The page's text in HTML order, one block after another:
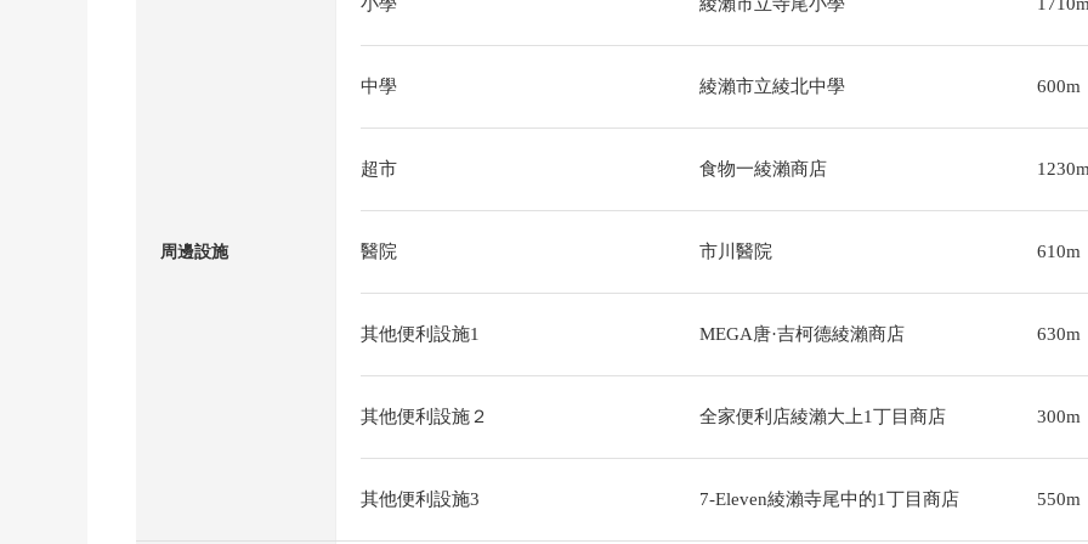
周邊設施
中學 綾瀨市立綾北中學 600m
超市 食物一綾瀨商店
醫院 市川醫院 610m
其他便利設施1 MEGA唐·吉柯德綾瀨商店 630m
其他便利設施２ 全家便利店綾瀨大上1丁目商店 300m
其他便利設施3 7-Eleven綾瀨寺尾中的1丁目商店 550m